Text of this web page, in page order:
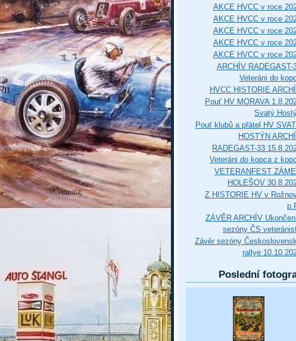
AKCE HVCC v roce
AKCE HVCC v roce
AKCE HVCC v roce
AKCE HVCC v roce
AKCE HVCC v roce
ARCHÍV RADEGAST-
Veteráni do
HVCC HISTORIE
Pouť HV MORAVA
Svatý
Pouť klubů a přátel HV
HOSTÝN
RADEGAST-33
Veteráni do kopca z
VETERANFEST
HOLEŠOV
Z HISTORIE HV v
ZÁVĚR ARCHÍV
sezóny ČS
Závěr sezóny
rallye
Poslední